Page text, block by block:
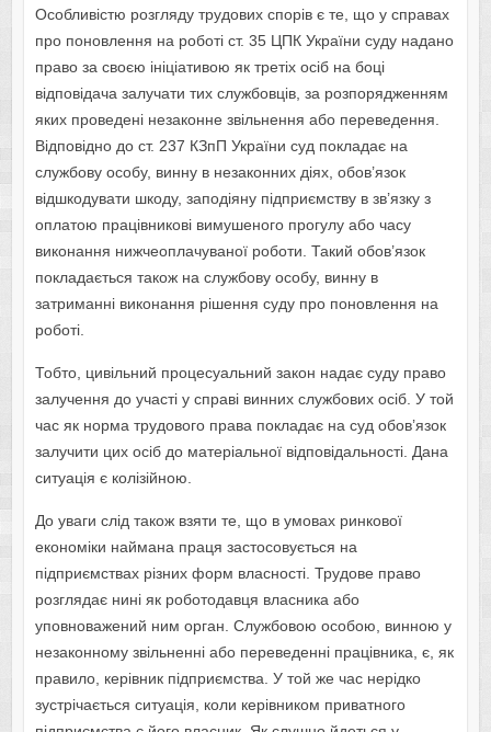
Особливістю розгляду трудових спорів є те, що у справах
про поновлення на роботі ст. 35 ЦПК України суду надано
право за своєю ініціативою як третіх осіб на боці
відповідача залучати тих службовців, за розпорядженням
яких проведені незаконне звільнення або переведення.
Відповідно до ст. 237 КЗпП України суд покладає на
службову особу, винну в незаконних діях, обов’язок
відшкодувати шкоду, заподіяну підприємству в зв’язку з
оплатою працівникові вимушеного прогулу або часу
виконання нижчеоплачуваної роботи. Такий обов’язок
покладається також на службову особу, винну в
затриманні виконання рішення суду про поновлення на
роботі.
Тобто, цивільний процесуальний закон надає суду право
залучення до участі у справі винних службових осіб. У той
час як норма трудового права покладає на суд обов’язок
залучити цих осіб до матеріальної відповідальності. Дана
ситуація є колізійною.
До уваги слід також взяти те, що в умовах ринкової
економіки наймана праця застосовується на
підприємствах різних форм власності. Трудове право
розглядає нині як роботодавця власника або
уповноважений ним орган. Службовою особою, винною у
незаконному звільненні або переведенні працівника, є, як
правило, керівник підприємства. У той же час нерідко
зустрічається ситуація, коли керівником приватного